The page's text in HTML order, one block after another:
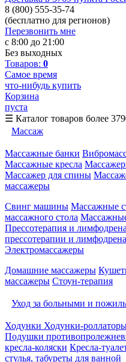
8 (800) 555-35-74
(бесплатно для регионов)
Перезвонить мне
с 8:00 до 21:00
Без выходных
Товаров: 0
Самое время
что-нибудь купить
Корзина
пуста
☰ Каталог товаров более
Массаж
Массажные банки
Массажные кресла
Массажер для спины
массажеры
Свинг машины Массажные
массажного стола
Прессотерапия и
прессотерапии и
Электромассажеры
Домашние массажеры
массажеры Стоун-терапия
Уход за больными и
Ходунки Ходунки-
Подушки
кресла-коляски Кресла-
стулья, табуреты для ванной